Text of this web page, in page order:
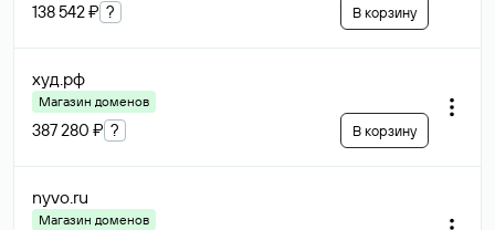
138 542 ₽ ? В корзину
худ.рф
Магазин доменов
387 280 ₽ ? В корзину
nyvo.ru
Магазин доменов